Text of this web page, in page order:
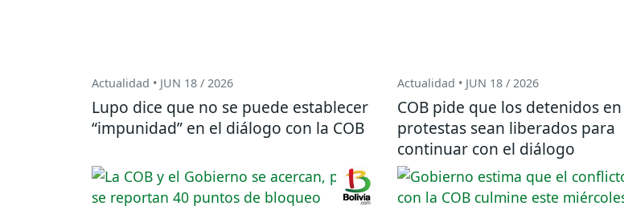
Actualidad • JUN 18 / 2026
Lupo dice que no se puede establecer
“impunidad” en el diálogo con la COB
Actualidad • JUN 18 / 2026
COB pide que los detenidos en
protestas sean liberados para
continuar con el diálogo